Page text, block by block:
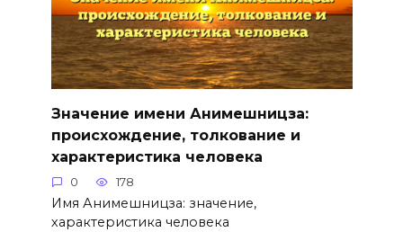
Значение имени Анимешницза:
происхождение, толкование и
характеристика человека
0 178
Имя Анимешницза: значение,
характеристика человека